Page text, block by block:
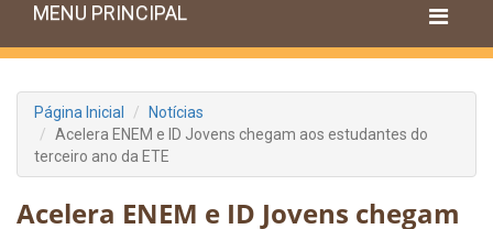
MENU PRINCIPAL
Página Inicial
Notícias
Acelera ENEM e ID Jovens chegam aos estudantes do
terceiro ano da ETE
Acelera ENEM e ID Jovens chegam